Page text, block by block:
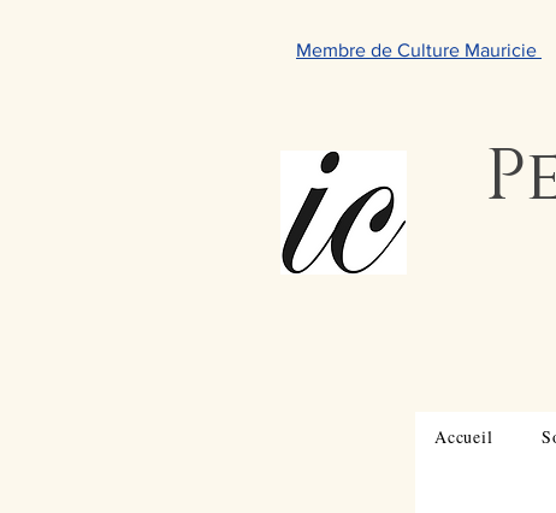
Membre de Culture Mauricie
Accueil